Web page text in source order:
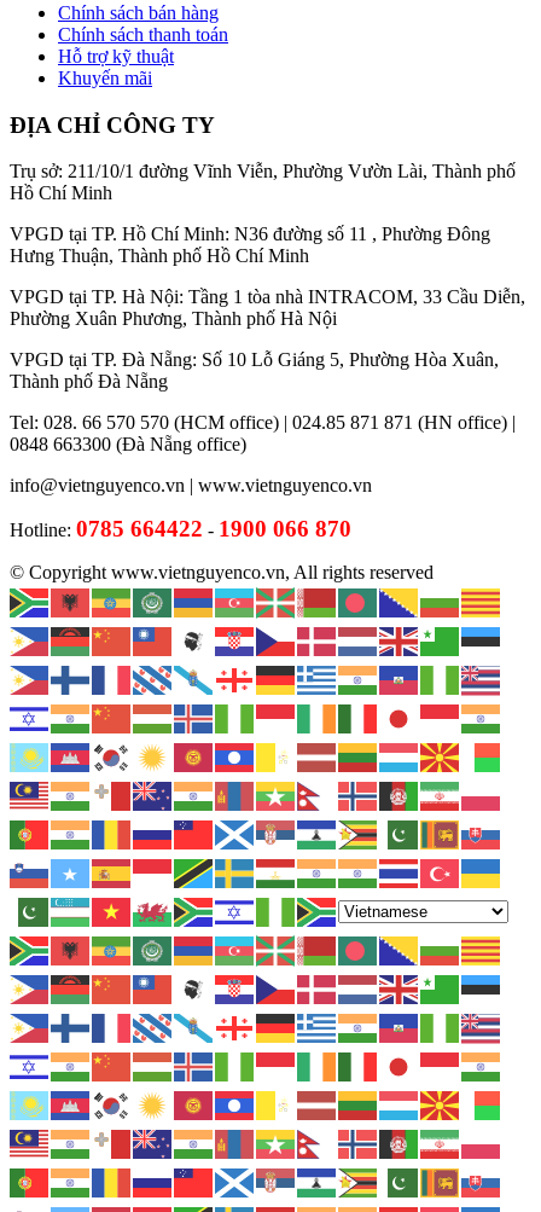
Chính sách bán hàng
Chính sách thanh toán
Hỗ trợ kỹ thuật
Khuyến mãi
ĐỊA CHỈ CÔNG TY
Trụ sở: 211/10/1 đường Vĩnh Viễn, Phường Vườn Lài, Thành phố
Hồ Chí Minh
VPGD tại TP. Hồ Chí Minh: N36 đường số 11 , Phường Đông
Hưng Thuận, Thành phố Hồ Chí Minh
VPGD tại TP. Hà Nội: Tầng 1 tòa nhà INTRACOM, 33 Cầu Diễn,
Phường Xuân Phương, Thành phố Hà Nội
VPGD tại TP. Đà Nẵng: Số 10 Lỗ Giáng 5, Phường Hòa Xuân,
Thành phố Đà Nẵng
Tel: 028. 66 570 570 (HCM office) | 024.85 871 871 (HN office) |
0848 663300 (Đà Nẵng office)
info@vietnguyenco.vn | www.vietnguyenco.vn
Hotline: 0785 664422 - 1900 066 870
© Copyright www.vietnguyenco.vn, All rights reserved